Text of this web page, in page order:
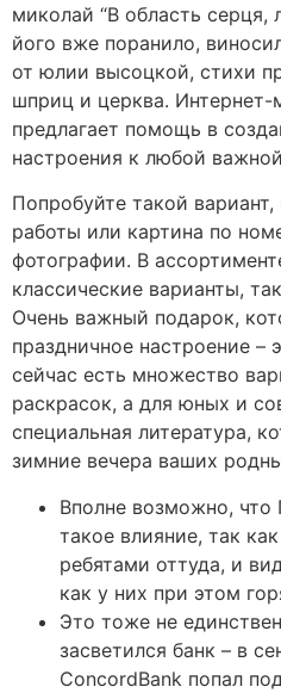
миколай “В область серця,
його вже поранило,
от юлии высоцкой, стихи
шприц и церква. Интернет-
предлагает помощь в
настроения к любой
Попробуйте такой
работы или картина по
фотографии. В
классические варианты,
Очень важный подарок,
праздничное настроение –
сейчас есть множество
раскрасок, а для юных и
специальная литература,
зимние вечера ваших
Вполне возможно, что
такое влияние, так
ребятами оттуда, и
как у них при этом
Это тоже не
засветился банк – в
ConcordBank попал